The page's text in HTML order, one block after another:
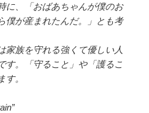
に、「おばあちゃんが僕のお
僕が産まれたんだ。」とも考
家族を守れる強くて優しい人
す。「守ること」や「護るこ
す。